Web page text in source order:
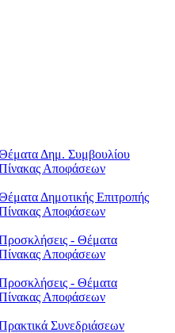
Δημ. Συμβουλίου
Αποφάσεων
Δημοτικής Επιτροπής
Αποφάσεων
- Θέματα
Αποφάσεων
- Θέματα
Αποφάσεων
Συνεδριάσεων